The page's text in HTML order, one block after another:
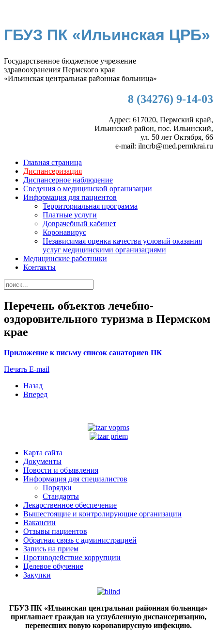
ГБУЗ ПК «Ильинская ЦРБ»
Государственное бюджетное учрежение
здравоохранения Пермского края
«Ильинская центральная районная больница»
8 (34276) 9-14-03
Адрес: 617020, Пермский край,
Ильинский район, пос. Ильинский,
ул. 50 лет Октября, 66
e-mail: ilncrb@med.permkrai.ru
Главная страница
Диспансеризация
Диспансерное наблюдение
Сведения о медицинской организации
Информация для пациентов
Территориальная программа
Платные услуги
Доврачебный кабинет
Коронавирус
Независимая оценка качества условий оказания
услуг медицинскими организациями
Медицинские работники
Контакты
Перечень объектов лечебно-
оздоровительного туризма в Пермском
крае
Приложение к письму список санаториев ПК
Печать E-mail
Назад
Вперед
Карта сайта
Документы
Новости и объявления
Информация для специалистов
Порядки
Стандарты
Лекарственное обеспечение
Вышестоящие и контролирующие организации
Вакансии
Отзывы пациентов
Обратная связь с администрацией
Запись на прием
Противодействие коррупции
Целевое обучение
Закупки
ГБУЗ ПК «Ильинская центральная районная больница»
приглашает граждан на углубленную диспансеризацию,
перенесших новую коронавирусную инфекцию.